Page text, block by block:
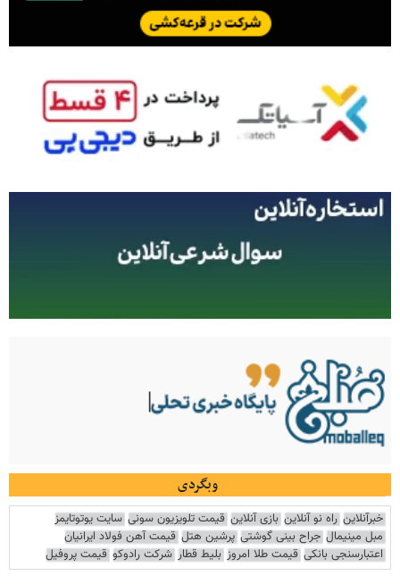
وبگردی
خبرآنلاین راه نو آنلاین بازی آنلاین قیمت تلویزیون سونی سایت یوتوتایمز
مبل مینیمال جراح بینی گوشتی پرشین هتل قیمت آهن فولاد ایرانیان
اعتبارسنجی بانکی قیمت طلا امروز بلیط قطار شرکت رادوکو قیمت پروفیل